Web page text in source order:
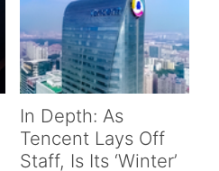
In Depth: As
Tencent Lays Off
Staff, Is Its ‘Winter’